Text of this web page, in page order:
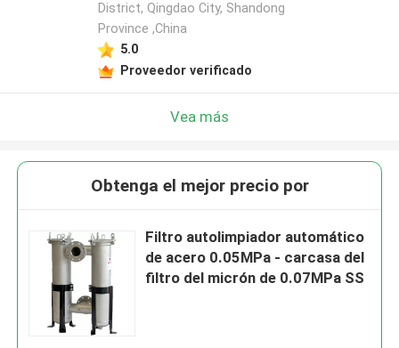
District, Qingdao City, Shandong
Province ,China
5.0
Proveedor verificado
Vea más
Obtenga el mejor precio por
Filtro autolimpiador automático
de acero 0.05MPa - carcasa del
filtro del micrón de 0.07MPa SS